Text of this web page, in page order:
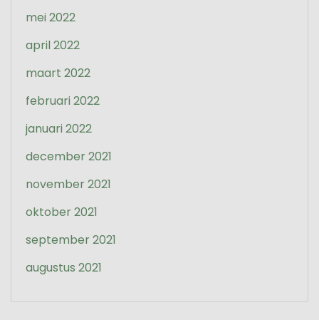
mei 2022
april 2022
maart 2022
februari 2022
januari 2022
december 2021
november 2021
oktober 2021
september 2021
augustus 2021